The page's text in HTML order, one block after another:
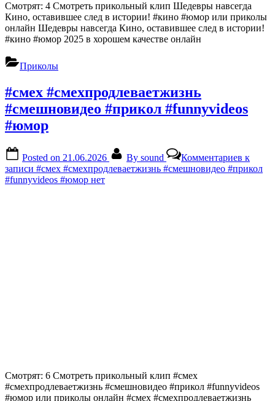
Смотрят: 4 Смотреть прикольный клип Шедевры навсегда
Кино, оставившее след в истории! #кино #юмор или приколы
онлайн Шедевры навсегда Кино, оставившее след в истории!
#кино #юмор 2025 в хорошем качестве онлайн
Приколы
#смех #смехпродлеваетжизнь
#смешновидео #прикол #funnyvideos
#юмор
Posted on 21.06.2026 By sound Комментариев к
записи #смех #смехпродлеваетжизнь #смешновидео #прикол
#funnyvideos #юмор нет
Смотрят: 6 Смотреть прикольный клип #смех
#смехпродлеваетжизнь #смешновидео #прикол #funnyvideos
#юмор или приколы онлайн #смех #смехпродлеваетжизнь